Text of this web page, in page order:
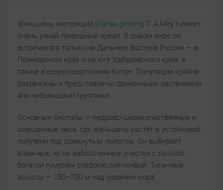
Женьшень настоящий (Panax ginseng C.A.Mey.) имеет
очень узкий природный ареал. В диком виде он
встречается только на Дальнем Востоке России — в
Приморском крае и на юге Хабаровского края, а
также в северо-восточном Китае. Популяции крайне
разрежены и представлены одиночными растениями
или небольшими группами.
Основные биотопы — кедрово-широколиственные и
смешанные леса, где женьшень растёт в устойчивой
полутени под сомкнутым пологом. Он выбирает
влажные, но не заболоченные участки с рыхлой,
богатой гумусом слабокислой почвой. Типичные
высоты — 150–700 м над уровнем моря.